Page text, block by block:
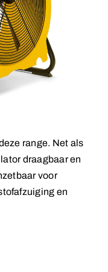
range. Net als
draagbaar en
voor
en